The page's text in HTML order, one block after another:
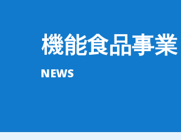
機能食品事
NEWS